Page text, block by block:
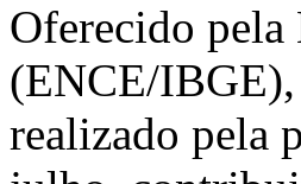
Oferecido pela
(ENCE/IBGE),
realizado pela